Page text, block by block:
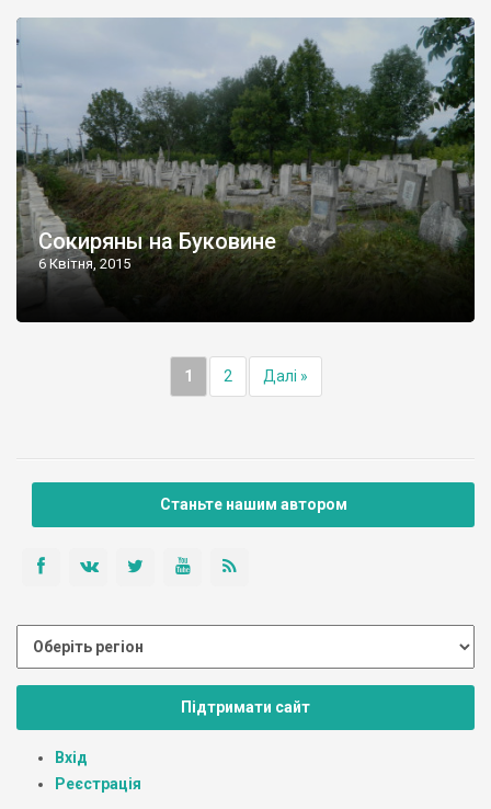
Сокиряны на Буковине
6 Квітня, 2015
1 2 Далі »
Станьте нашим автором
Підтримати сайт
Вхід
Реєстрація